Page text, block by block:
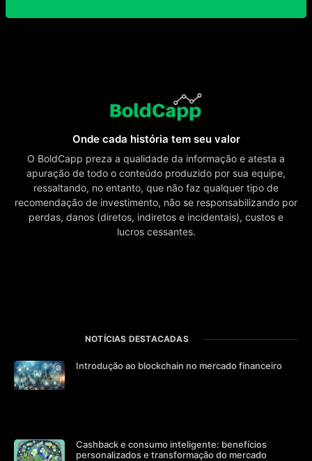
Onde cada história tem seu valor
O BoldCapp preza a qualidade da informação e atesta a
apuração de todo o conteúdo produzido por sua equipe,
ressaltando, no entanto, que não faz qualquer tipo de
recomendação de investimento, não se responsabilizando por
perdas, danos (diretos, indiretos e incidentais), custos e
lucros cessantes.
NOTÍCIAS DESTACADAS
Introdução ao blockchain no mercado financeiro
Cashback e consumo inteligente: benefícios
personalizados e transformação do mercado